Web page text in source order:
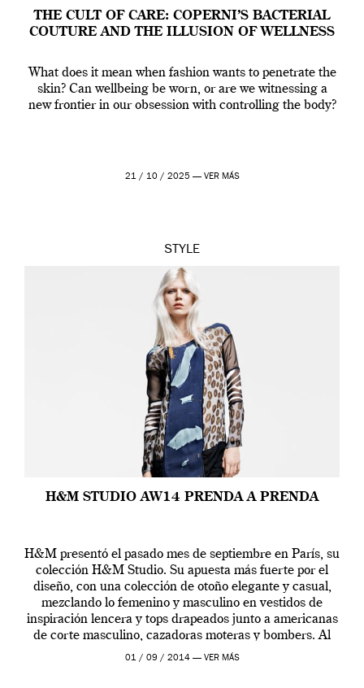
THE CULT OF CARE: COPERNI’S BACTERIAL
COUTURE AND THE ILLUSION OF WELLNESS
What does it mean when fashion wants to penetrate the
skin? Can wellbeing be worn, or are we witnessing a
new frontier in our obsession with controlling the body?
21 / 10 / 2025 — VER MÁS
STYLE
H&M STUDIO AW14 PRENDA A PRENDA
H&M presentó el pasado mes de septiembre en París, su
colección H&M Studio. Su apuesta más fuerte por el
diseño, con una colección de otoño elegante y casual,
mezclando lo femenino y masculino en vestidos de
inspiración lencera y tops drapeados junto a americanas
de corte masculino, cazadoras moteras y bombers. Al
frente de la […]
01 / 09 / 2014 — VER MÁS